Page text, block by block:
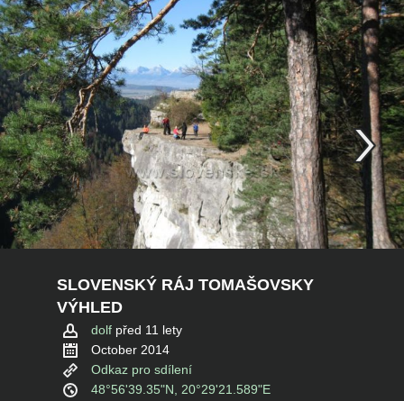
SLOVENSKÝ RÁJ TOMAŠOVSKY
VÝHLED
dolf před 11 lety
October 2014
Odkaz pro sdílení
48°56'39.35"N, 20°29'21.589"E